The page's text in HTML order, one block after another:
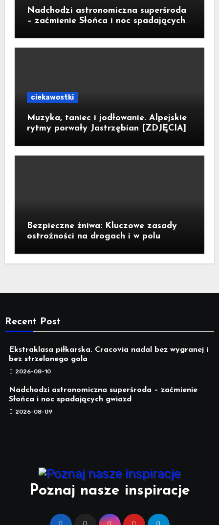
Nadchodzi astronomiczna superśroda
– zaćmienie Słońca i noc spadających
ciekawostki
Muzyka, taniec i jodłowanie. Alpejskie
rytmy porwały Jastrzębian [ZDJĘCIA]
Bezpieczne żniwa: Kluczowe zasady
ostrożności na drogach i w polu
Recent Post
Ekstraklasa piłkarska. Cracovia nadal bez wygranej i
bez strzelonego gola
2026-08-10
Nadchodzi astronomiczna superśroda – zaćmienie
Słońca i noc spadających gwiazd
2026-08-09
Poznaj nasze inspiracje